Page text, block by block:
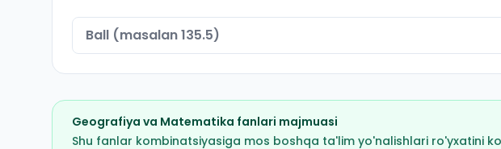
Geografiya va Matematika fanlari majmuasi
Shu fanlar kombinatsiyasiga mos boshqa ta'lim yo'nalishlari ro'yxatini